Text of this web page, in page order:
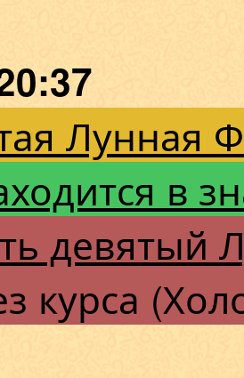
Лунная
в
девятый
курса